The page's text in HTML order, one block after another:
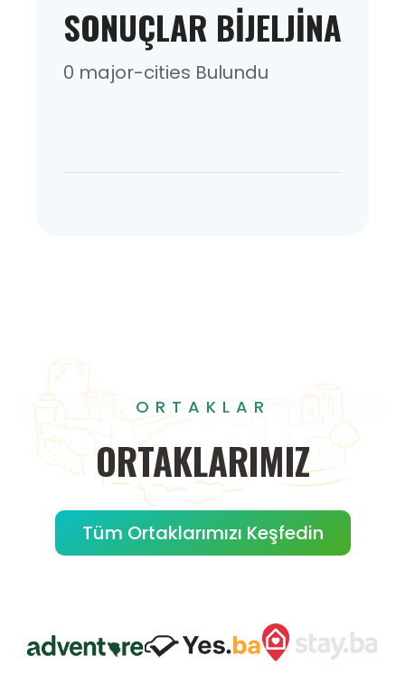
SONUÇLAR BIJELJINA
0 major-cities Bulundu
ORTAKLAR
ORTAKLARIMIZ
Tüm Ortaklarımızı Keşfedin